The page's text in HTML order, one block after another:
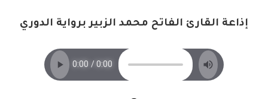
إذاعة القارئ الفاتح محمد الزبير برواية الدوري